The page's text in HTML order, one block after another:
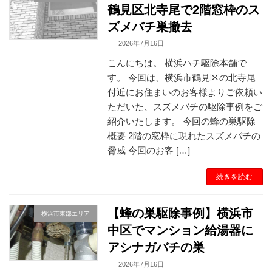
鶴見区北寺尾で2階窓枠のス
ズメバチ巣撤去
2026年7月16日
こんにちは。 横浜ハチ駆除本舗で
す。 今回は、横浜市鶴見区の北寺尾
付近にお住まいのお客様よりご依頼い
ただいた、スズメバチの駆除事例をご
紹介いたします。 今回の蜂の巣駆除
概要 2階の窓枠に現れたスズメバチの
脅威 今回のお客 […]
続きを読む
横浜市東部エリア
【蜂の巣駆除事例】横浜市
中区でマンション給湯器に
アシナガバチの巣
2026年7月16日